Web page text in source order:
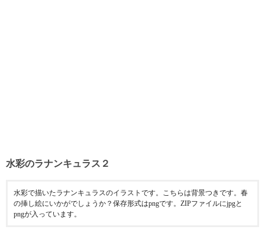
水彩のラナンキュラス２
水彩で描いたラナンキュラスのイラストです。こちらは背景つきです。春
の挿し絵にいかがでしょうか？保存形式はpngです。ZIPファイルにjpgと
pngが入っています。